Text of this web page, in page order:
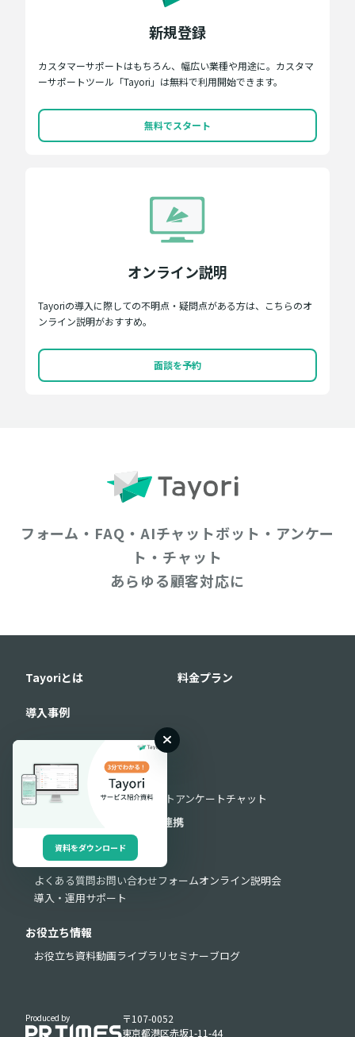
新規登録
カスタマーサポートはもちろん、幅広い業種や用途に。カスタマ
ーサポートツール「Tayori」は無料で利用開始できます。
無料でスタート
オンライン説明
Tayoriの導入に際しての不明点・疑問点がある方は、こちらのオ
ンライン説明がおすすめ。
面談を予約
フォーム・FAQ・AIチャットボット・アンケー
ト・チャット
あらゆる顧客対応に
Tayoriとは 料金プラン
導入事例
機能一覧
フォームFAQ AIチャットボットアンケートチャット
API連携
サポート
よくある質問お問い合わせフォームオンライン説明会
導入・運用サポート
お役立ち情報
お役立ち資料動画ライブラリ セミナーブログ
Produced by
〒107-0052
東京都港区赤坂1-11-44
資料をダウンロード